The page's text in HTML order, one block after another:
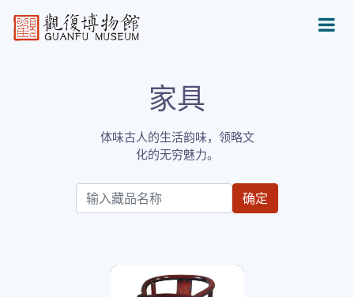
家具
体味古人的生活韵味，领略文
化的无穷魅力。
确定